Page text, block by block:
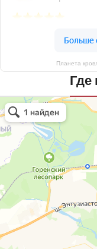
Планета
Планета кровли
Кровля и кровельные
Окна в Балашихе